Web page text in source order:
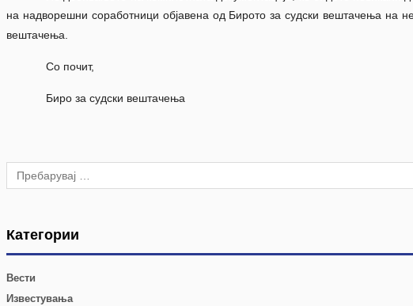
на надворешни соработници објавена од Бирото за судски вештачења на
вештачења.
Со почит,
Биро за судски вештачења
Категории
Вести
Известувања